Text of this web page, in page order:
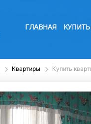
ГЛАВНАЯ КУПИТЬ
Квартиры Купить